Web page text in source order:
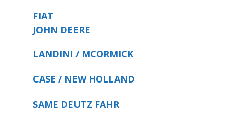
FIAT
JOHN DEERE
LANDINI / MCORMICK
CASE / NEW HOLLAND
SAME DEUTZ FAHR